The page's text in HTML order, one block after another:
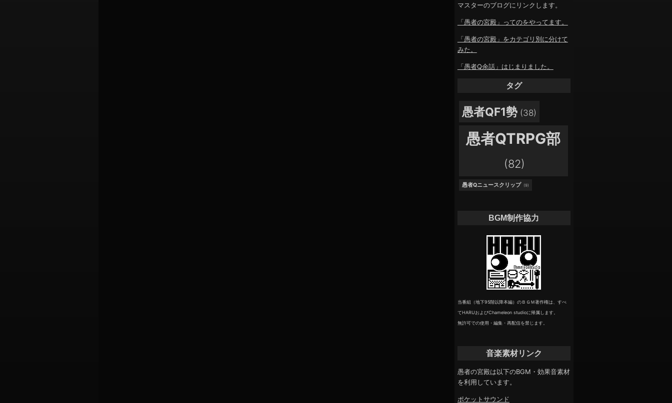
マスターのブログにリンクします。
「愚者の宮殿」ってのをやってます。
「愚者の宮殿」をカテゴリ別に分けて
みた。
「愚者Q余話」はじまりました。
タグ
愚者QF1勢 (38)
愚者QTRPG部
(82)
愚者Qニュースクリップ (9)
BGM制作協力
当番組（地下95階以降本編）のＢＧＭ著作権は、すべ
てHARUおよびChameleon studioに帰属します。
無許可での使用・編集・再配信を禁じます。
音楽素材リンク
愚者の宮殿は以下のBGM・効果音素材
を利用しています。
ポケットサウンド